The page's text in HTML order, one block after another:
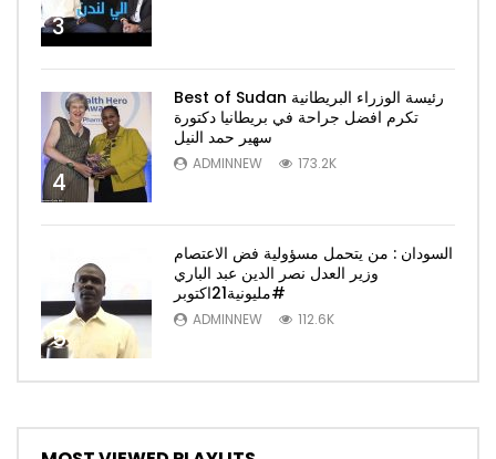
3
4
Best of Sudan رئيسة الوزراء البريطانية
تكرم افضل جراحة في بريطانيا دكتورة
سهير حمد النيل
ADMINNEW 173.2K
5
السودان : من يتحمل مسؤولية فض الاعتصام
وزير العدل نصر الدين عبد الباري
#مليونية21اكتوبر
ADMINNEW 112.6K